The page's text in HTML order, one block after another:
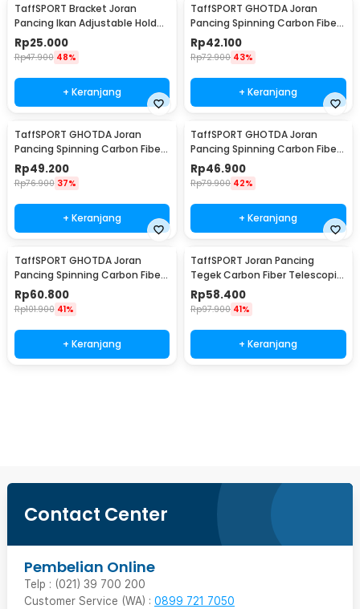
TaffSPORT Bracket Joran
Pancing Ikan Adjustable Holder
2.1M - V-003
Rp25.000
Rp47.900 48%
+ Keranjang
TaffSPORT GHOTDA Joran
Pancing Spinning Carbon Fiber
5-7 Section 2.1M - CF3000
Rp42.100
Rp72.900 43%
+ Keranjang
TaffSPORT GHOTDA Joran
Pancing Spinning Carbon Fiber
5-7 Section 2.4M - CF3000
Rp49.200
Rp76.900 37%
+ Keranjang
TaffSPORT GHOTDA Joran
Pancing Spinning Carbon Fiber
5-7 Section 2.7M - CF3000
Rp46.900
Rp79.900 42%
+ Keranjang
TaffSPORT GHOTDA Joran
Pancing Spinning Carbon Fiber
5-7 Section 3M - CF3000
Rp60.800
Rp101.900 41%
+ Keranjang
TaffSPORT Joran Pancing
Tegek Carbon Fiber Telescopic
6-10 Section 3.3M - 5841
Rp58.400
Rp97.900 41%
+ Keranjang
Contact Center
Pembelian Online
Telp : (021) 39 700 200
Customer Service (WA) : 0899 721 7050